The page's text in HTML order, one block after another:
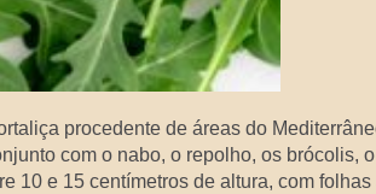
procedente de áreas do
com o nabo, o repolho, os brócolis,
10 e 15 centímetros de altura, com